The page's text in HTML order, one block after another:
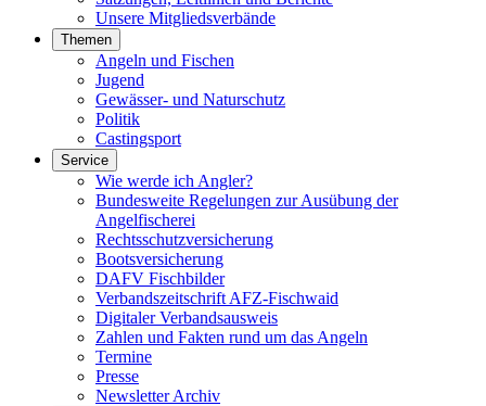
Unsere Mitgliedsverbände
Themen
Angeln und Fischen
Jugend
Gewässer- und Naturschutz
Politik
Castingsport
Service
Wie werde ich Angler?
Bundesweite Regelungen zur Ausübung der
Angelfischerei
Rechtsschutzversicherung
Bootsversicherung
DAFV Fischbilder
Verbandszeitschrift AFZ-Fischwaid
Digitaler Verbandsausweis
Zahlen und Fakten rund um das Angeln
Termine
Presse
Newsletter Archiv